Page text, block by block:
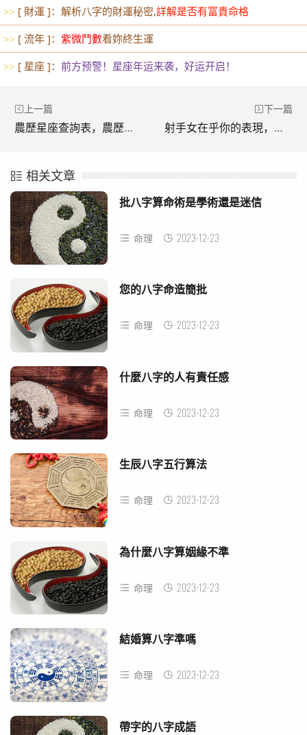
>> [ 財運 ]：解析八字的財運秘密,詳解是否有富貴命格
>> [ 流年 ]： 紫微鬥數看妳終生運
>> [ 星座 ]： 前方预警！星座年运来袭，好运开启！
上一篇
農歷星座查詢表，農歷查詢轉換
下一篇
射手女在乎你的表現，白羊女vs射手男
相关文章
批八字算命術是學術還是迷信
命理 2023-12-23
您的八字命造簡批
命理 2023-12-23
什麼八字的人有責任感
命理 2023-12-23
生辰八字五行算法
命理 2023-12-23
為什麼八字算姻緣不準
命理 2023-12-23
結婚算八字準嗎
命理 2023-12-23
帶字的八字成語